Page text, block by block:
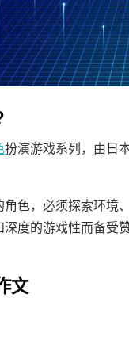
扮演游戏系列，由日
色，必须探索环境
深度的游戏性而备受
文